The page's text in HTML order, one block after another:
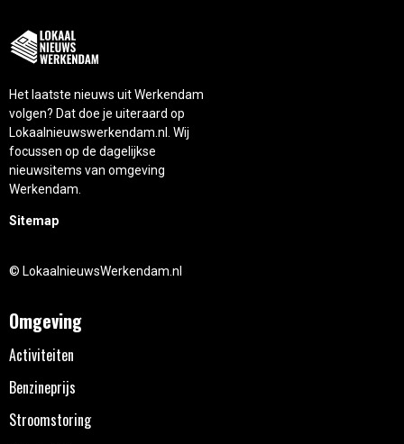
Het laatste nieuws uit Werkendam
volgen? Dat doe je uiteraard op
Lokaalnieuwswerkendam.nl. Wij
focussen op de dagelijkse
nieuwsitems van omgeving
Werkendam.
Sitemap
© LokaalnieuwsWerkendam.nl
Omgeving
Activiteiten
Benzineprijs
Stroomstoring